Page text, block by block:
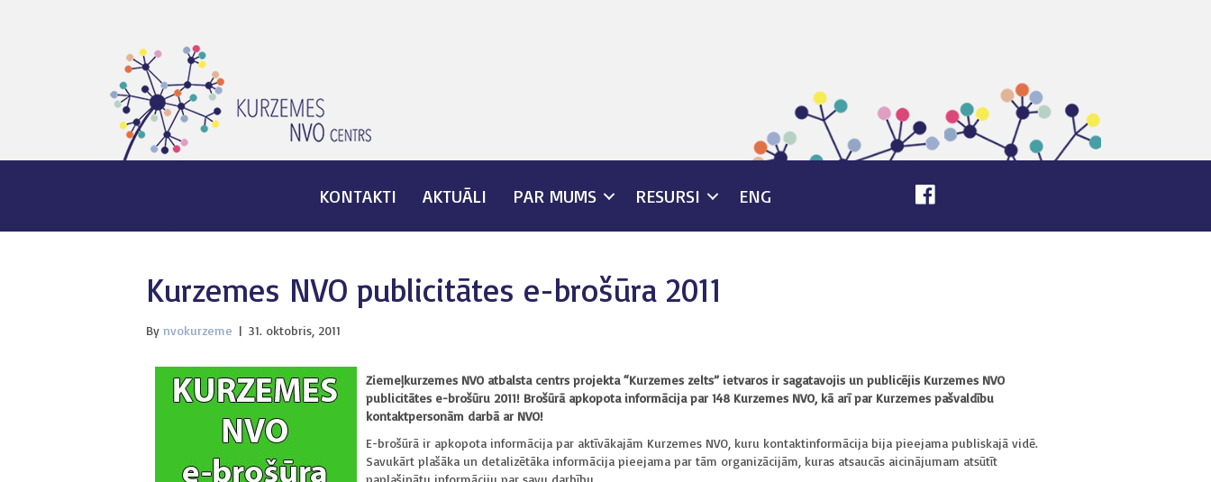
KONTAKTI AKTUĀLI PAR MUMS RESURSI ENG
Kurzemes NVO publicitātes e-brošūra 2011
By nvokurzeme | 31. oktobris, 2011
Ziemeļkurzemes NVO atbalsta centrs projekta “Kurzemes zelts” ietvaros ir sagatavojis un publicējis Kurzemes NVO
publicitātes e-brošūru 2011! Brošūrā apkopota informācija par 148 Kurzemes NVO, kā arī par Kurzemes pašvaldību
kontaktpersonām darbā ar NVO!
E-brošūrā ir apkopota informācija par aktīvākajām Kurzemes NVO, kuru kontaktinformācija bija pieejama publiskajā vidē.
Savukārt plašāka un detalizētāka informācija pieejama par tām organizācijām, kuras atsaucās aicinājumam atsūtīt